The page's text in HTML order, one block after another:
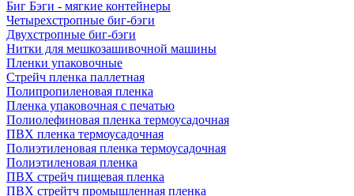
Биг Бэги - мягкие контейнеры
Четырехстропные биг-бэги
Двухстропные биг-бэги
Нитки для мешкозашивочной машины
Пленки упаковочные
Стрейч пленка паллетная
Полипропиленовая пленка
Пленка упаковочная с печатью
Полиолефиновая пленка термоусадочная
ПВХ пленка термоусадочная
Полиэтиленовая пленка термоусадочная
Полиэтиленовая пленка
ПВХ стрейч пищевая пленка
ПВХ стрейтч промышленная пленка